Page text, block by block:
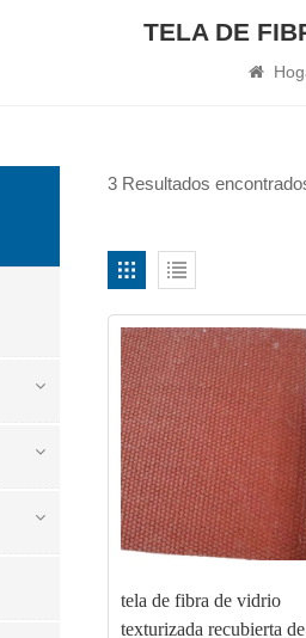
TELA DE
3 Resultados
tela de fibra de vidrio
texturizada recubierta de